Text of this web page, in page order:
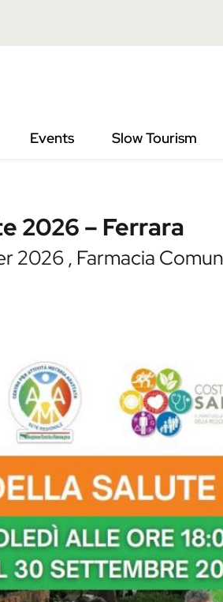
Events Slow Tourism
– Ferrara
2026 – Ferrara
2026 , Farmacia